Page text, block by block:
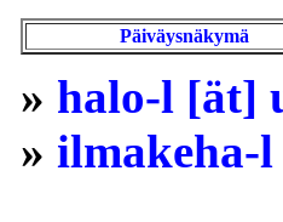
Päiväysnäkymä
» halo-l [ät]
» ilmakeha-